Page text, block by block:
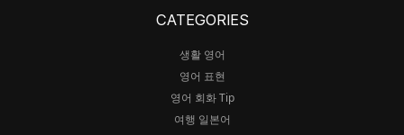
CATEGORIES
생활 영어
영어 표현
영어 회화 Tip
여행 일본어